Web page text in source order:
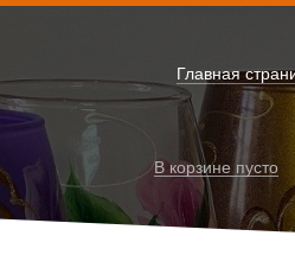
Главная
В корзине пусто